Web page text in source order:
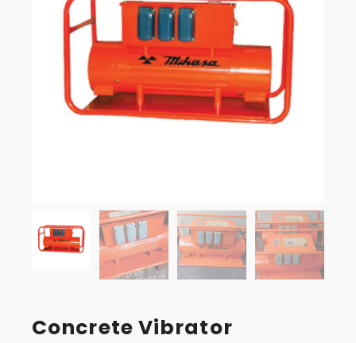
Concrete Vibrator